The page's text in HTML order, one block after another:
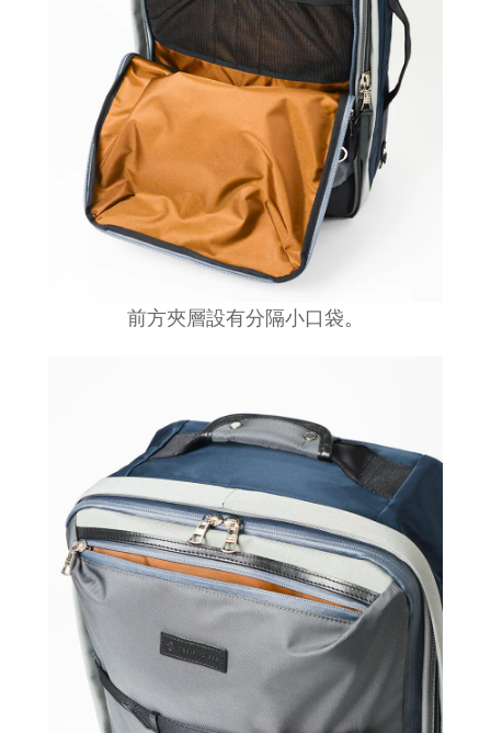
前方夾層設有分隔小口袋。